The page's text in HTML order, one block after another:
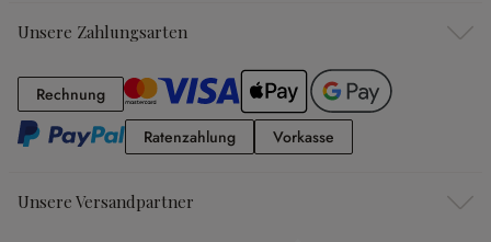
Unsere Zahlungsarten
RechnungRechnung
RatenzahlungRatenzahlung
Vorkasse
Unsere Versandpartner